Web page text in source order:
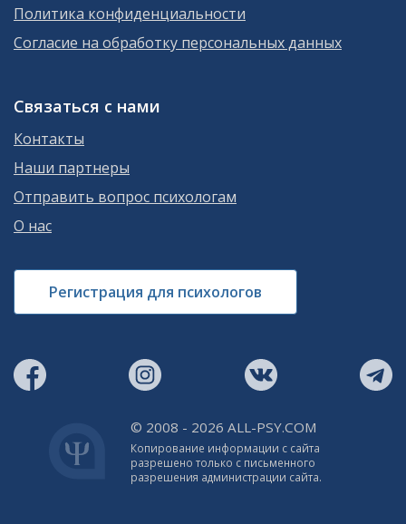
Политика конфиденциальности
Согласие на обработку персональных данных
Связаться с нами
Контакты
Наши партнеры
Отправить вопрос психологам
О нас
Регистрация для психологов
© 2008 - 2026 ALL-PSY.COM
Копирование информации с сайта
разрешено только с письменного
разрешения администрации сайта.